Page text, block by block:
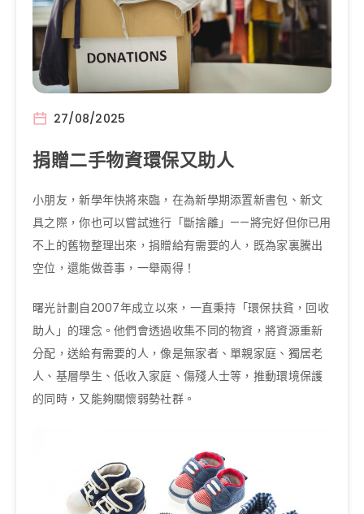
27/08/2025
捐贈二手物資環保又助人
小朋友，新學年快將來臨，在為新學期添置新書包、新文
具之際，你也可以嘗試進行「斷捨離」——將完好但你已用
不上的舊物整理出來，捐贈給有需要的人，既為家裏騰出
空位，還能做善事，一舉兩得！
曙光計劃自2007年成立以來，一直秉持「環保扶貧，回收
助人」的理念。他們會透過收集不同的物資，將資源重新
分配，送給有需要的人，像是無家者、單親家庭、獨居老
人、基層學生、低收入家庭、傷殘人士等，推動環境保護
的同時，又能夠關懷弱勢社群。